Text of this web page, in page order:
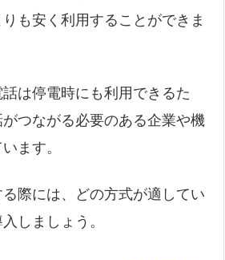
も安く利用することができま
は停電時にも利用できるた
つながる必要のある企業や機
ます。
際には、どの方式が適してい
しましょう。